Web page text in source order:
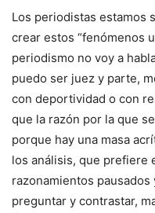
Los periodistas estamos
crear estos “fenómenos
periodismo no voy a
puedo ser juez y parte,
con deportividad o con
que la razón por la que
porque hay una masa
los análisis, que prefiere
razonamientos
preguntar y contrastar,